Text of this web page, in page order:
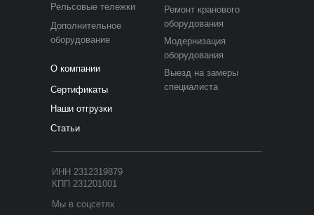
Мы в соцсетях
ИНН 2312319879
КПП 231201001
О компании
Сертификаты
Рельсовые тележки
Наши отгрузки
Статьи
Дополнительное
оборудование
Модернизация
оборудования
Ремонт кранового
оборудования
Выезд на замеры
специалиста